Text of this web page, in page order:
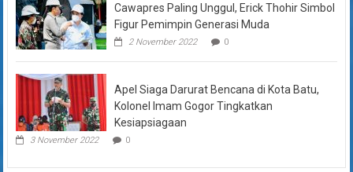
Cawapres Paling Unggul, Erick Thohir Simbol
Figur Pemimpin Generasi Muda
2 November 2022 0
Apel Siaga Darurat Bencana di Kota Batu,
Kolonel Imam Gogor Tingkatkan
Kesiapsiagaan
3 November 2022 0